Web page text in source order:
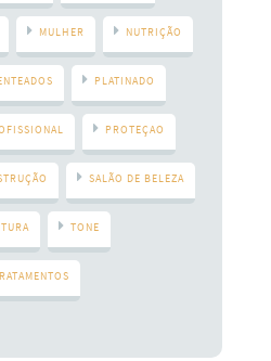
MULHER NUTRIÇÃO
PLATINADO
PROTEÇAO
SALÃO DE BELEZA
TONE